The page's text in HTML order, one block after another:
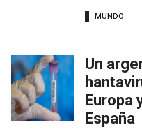
MUNDO
Un
Europa
España